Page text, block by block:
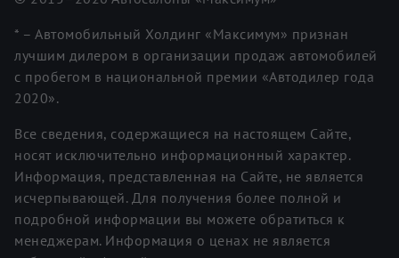
* – Автомобильный Холдинг «Максимум» признан
лучшим дилером в организации продаж автомобилей
с пробегом в национальной премии «Автодилер года
2020».
Все сведения, содержащиеся на настоящем Сайте,
носят исключительно информационный характер.
Информация, представленная на Сайте, не является
исчерпывающей. Для получения более полной и
подробной информации вы можете обратиться к
менеджерам. Информация о ценах не является